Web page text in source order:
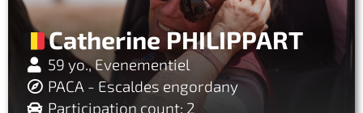
Catherine PHILIPPART
59 yo., Evenementiel
PACA - Escaldes engordany
Participation count: 2